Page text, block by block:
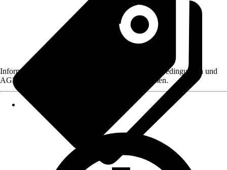
Informationen des Verkäufers, wie z. B. Rückgabebedingungen und
AGB, finden Sie bei Klick auf den Verkäufernamen.